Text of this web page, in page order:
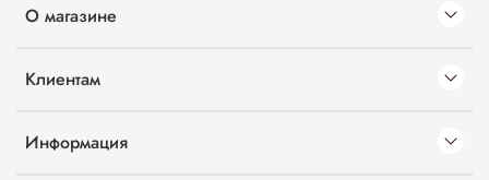
О магазине
Клиентам
Информация